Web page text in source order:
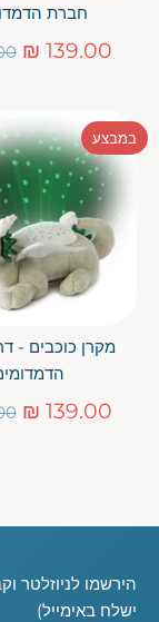
חברת
139.00 ₪
₪
מקרן כוכבים -
139.00 ₪
₪
במבצע
ישלח באימייל)